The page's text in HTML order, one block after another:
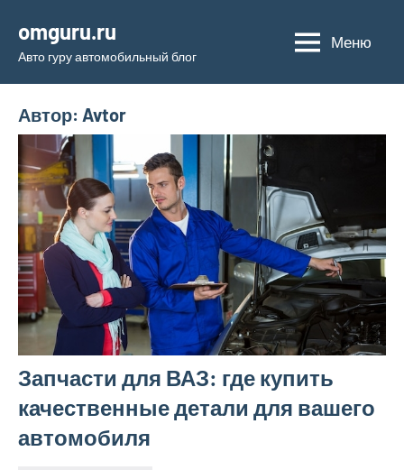
содержимому
omguru.ru
Авто гуру автомобильный блог
Меню
Автор: Avtor
Запчасти для ВАЗ: где купить
качественные детали для вашего
автомобиля